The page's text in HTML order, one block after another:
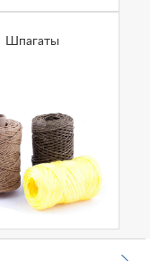
Шпагаты